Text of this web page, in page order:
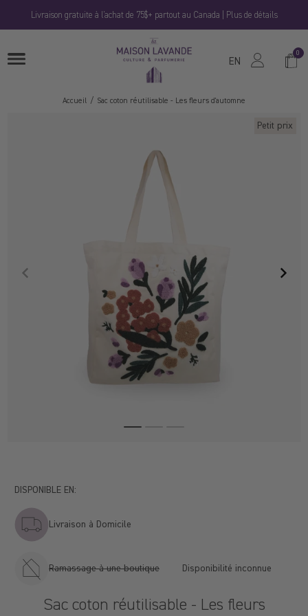
contenu
Livraison gratuite à l'achat de 75$+ partout au Canada | Plus de détails
OUVRIRE
LE
La
Maison
Lavande
EN
0
Accueil Sac coton réutilisable - Les fleurs d'automne
Petit prix
Sac coton réutilisable - Les fleurs
DISPONIBLE EN:
Livraison à Domicile
Ramassage à une boutique Disponibilité inconnue